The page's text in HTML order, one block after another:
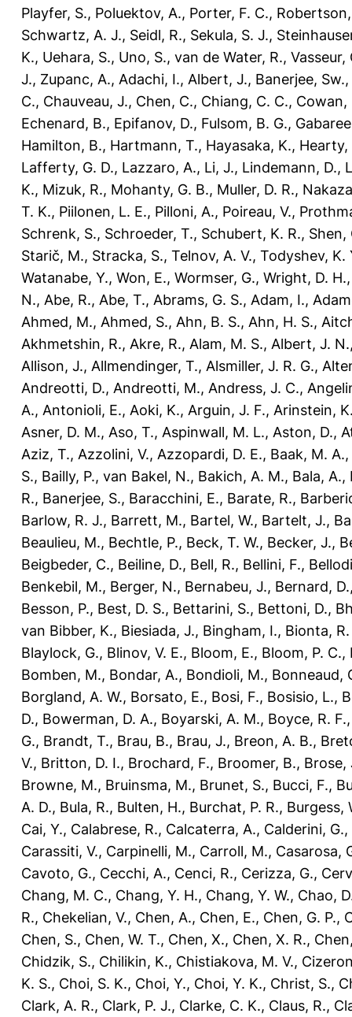
Playfer, S., Poluektov, A., Porter, F. C.,
Schwartz, A. J., Seidl, R., Sekula, S. J.,
K., Uehara, S., Uno, S., van de Water, R., Vasseur,
J., Zupanc, A., Adachi, I., Albert, J., Banerjee, Sw.,
C., Chauveau, J., Chen, C., Chiang, C. C., Cowan,
Echenard, B., Epifanov, D., Fulsom, B. G.,
Hamilton, B., Hartmann, T., Hayasaka, K., Hearty,
Lafferty, G. D., Lazzaro, A., Li, J., Lindemann, D.,
K., Mizuk, R., Mohanty, G. B., Muller, D. R.,
T. K., Piilonen, L. E., Pilloni, A., Poireau, V.,
Schrenk, S., Schroeder, T., Schubert, K. R., Shen,
Starič, M., Stracka, S., Telnov, A. V., Todyshev, K.
Watanabe, Y., Won, E., Wormser, G., Wright, D. H.
N., Abe, R., Abe, T., Abrams, G. S., Adam, I.,
Ahmed, M., Ahmed, S., Ahn, B. S., Ahn, H. S.,
Akhmetshin, R., Akre, R., Alam, M. S., Albert, J. N.
Allison, J., Allmendinger, T., Alsmiller, J. R. G.,
Andreotti, D., Andreotti, M., Andress, J. C.,
A., Antonioli, E., Aoki, K., Arguin, J. F., Arinstein,
Asner, D. M., Aso, T., Aspinwall, M. L., Aston, D.,
Aziz, T., Azzolini, V., Azzopardi, D. E., Baak, M. A.,
S., Bailly, P., van Bakel, N., Bakich, A. M., Bala, A.,
R., Banerjee, S., Baracchini, E., Barate, R.,
Barlow, R. J., Barrett, M., Bartel, W., Bartelt, J.,
Beaulieu, M., Bechtle, P., Beck, T. W., Becker, J.,
Beigbeder, C., Beiline, D., Bell, R., Bellini, F.,
Benkebil, M., Berger, N., Bernabeu, J., Bernard, D.
Besson, P., Best, D. S., Bettarini, S., Bettoni, D.,
van Bibber, K., Biesiada, J., Bingham, I., Bionta,
Blaylock, G., Blinov, V. E., Bloom, E., Bloom, P. C.,
Bomben, M., Bondar, A., Bondioli, M., Bonneaud,
Borgland, A. W., Borsato, E., Bosi, F., Bosisio, L.,
D., Bowerman, D. A., Boyarski, A. M., Boyce, R. F.
G., Brandt, T., Brau, B., Brau, J., Breon, A. B.,
V., Britton, D. I., Brochard, F., Broomer, B., Brose,
Browne, M., Bruinsma, M., Brunet, S., Bucci, F.,
A. D., Bula, R., Bulten, H., Burchat, P. R., Burgess,
Cai, Y., Calabrese, R., Calcaterra, A., Calderini, G.,
Carassiti, V., Carpinelli, M., Carroll, M., Casarosa,
Cavoto, G., Cecchi, A., Cenci, R., Cerizza, G.,
Chang, M. C., Chang, Y. H., Chang, Y. W., Chao,
R., Chekelian, V., Chen, A., Chen, E., Chen, G. P.,
Chen, S., Chen, W. T., Chen, X., Chen, X. R.,
Chidzik, S., Chilikin, K., Chistiakova, M. V.,
K. S., Choi, S. K., Choi, Y., Choi, Y. K., Christ, S.,
Clark, A. R., Clark, P. J., Clarke, C. K., Claus, R.,